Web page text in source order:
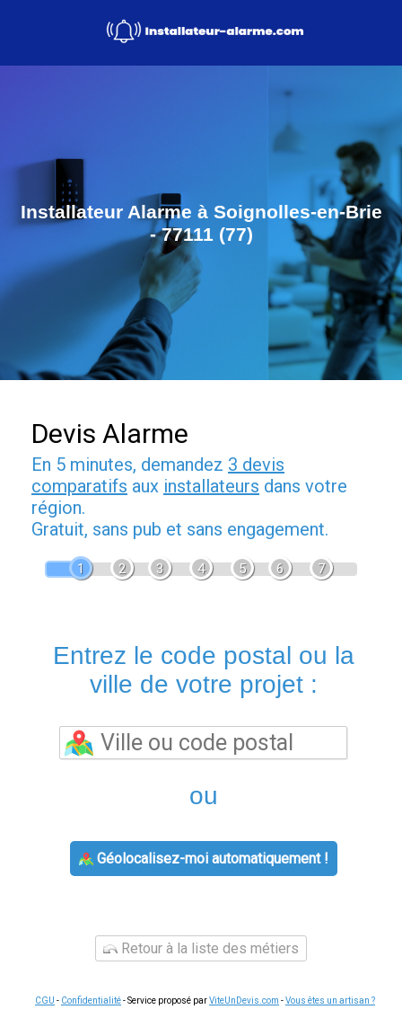
Installateur Alarme à Soignolles-en-Brie
- 77111 (77)
Devis Alarme
En 5 minutes, demandez 3 devis
comparatifs aux installateurs dans votre
région.
Gratuit, sans pub et sans engagement.
1 2 3 4 5 6 7
Entrez le code postal ou la
ville de votre projet :
ou
Géolocalisez-moi automatiquement !
Retour à la liste des métiers
CGU - Confidentialité- Service proposé parViteUnDevis.com -Vous êtes un artisan ?